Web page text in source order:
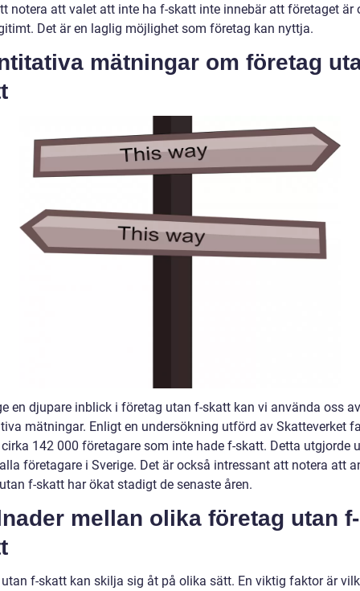
notera att valet att inte ha f-skatt inte innebär att företaget är
Det är en laglig möjlighet som företag kan nyttja.
mätningar om företag
en djupare inblick i företag utan f-skatt kan vi använda oss av
mätningar. Enligt en undersökning utförd av Skatteverket
142 000 företagare som inte hade f-skatt. Detta utgjorde
företagare i Sverige. Det är också intressant att notera att
f-skatt har ökat stadigt de senaste åren.
mellan olika företag utan f-
f-skatt kan skilja sig åt på olika sätt. En viktig faktor är